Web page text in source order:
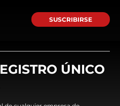
SUSCRIBIRSE
ÚNICO